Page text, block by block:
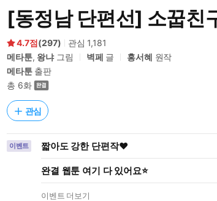
[동정남 단편선] 소꿉친
4.7 (297) 관심 1,181
메타툰, 왕냐그림 벽페 글 홍서혜 원작
메타툰출판
총 6화
관심
이벤트 짧아도 강한 단편작❤️
완결 웹툰 여기 다 있어요⭐
이벤트 더보기